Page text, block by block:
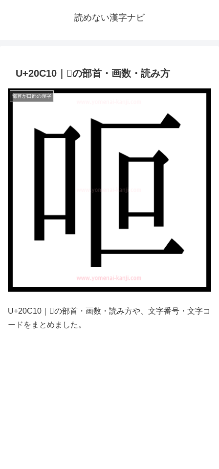
読めない漢字ナビ
U+20C10｜𠰐の部首・画数・読み方
部首が口部の漢字
U+20C10｜𠰐の部首・画数・読み方や、文字番号・文字コ
ードをまとめました。